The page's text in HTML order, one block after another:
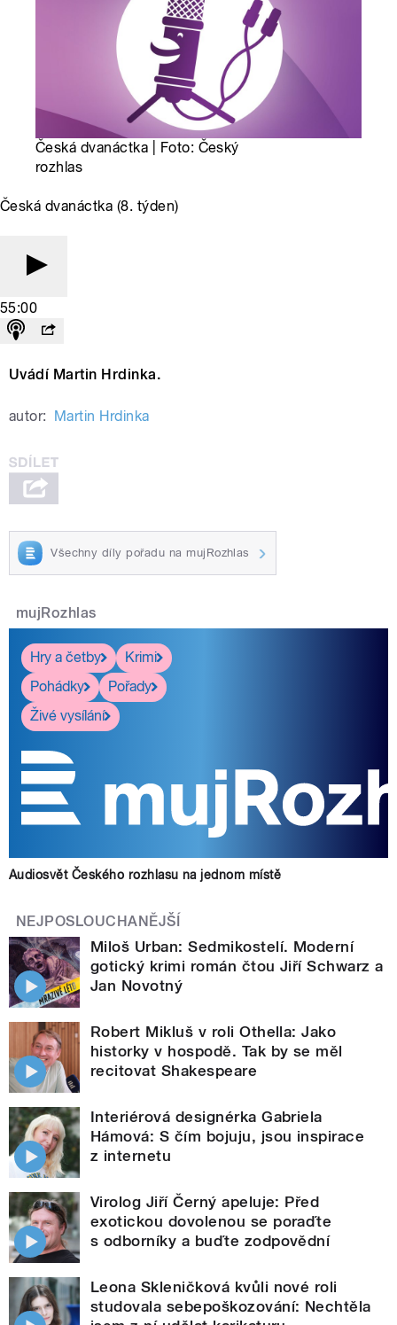
Česká dvanáctka | Foto: Český
rozhlas
Česká dvanáctka (8. týden)
55:00
Uvádí Martin Hrdinka.
autor: Martin Hrdinka
Všechny díly pořadu na mujRozhlas
mujRozhlas
Hry a četby
Krimi
Pohádky
Pořady
Živé vysílání
Audiosvět Českého rozhlasu na jednom místě
NEJPOSLOUCHANĚJŠÍ
Miloš Urban: Sedmikostelí. Moderní
gotický krimi román čtou Jiří Schwarz a
Jan Novotný
Robert Mikluš v roli Othella: Jako
historky v hospodě. Tak by se měl
recitovat Shakespeare
Interiérová designérka Gabriela
Hámová: S čím bojuju, jsou inspirace
z internetu
Virolog Jiří Černý apeluje: Před
exotickou dovolenou se poraďte
s odborníky a buďte zodpovědní
Leona Skleničková kvůli nové roli
studovala sebepoškozování: Nechtěla